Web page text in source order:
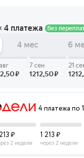
4 платежа по
₽
2 недели
1 213 ₽
через 2 недели